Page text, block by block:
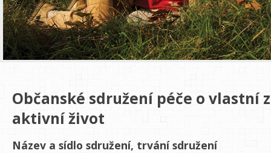
Občanské sdružení péče o vlastní
aktivní život
Název a sídlo sdružení, trvání sdružení